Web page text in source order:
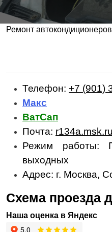
Ремонт автокондиционеров
Телефон: +7 (901)
Макс
ВатСап
Почта:
Режим
выходных
Адрес: г. Москва,
Схема проезда
Наша оценка в Яндекс